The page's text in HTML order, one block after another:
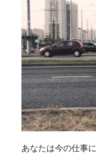
あなたは今の仕事